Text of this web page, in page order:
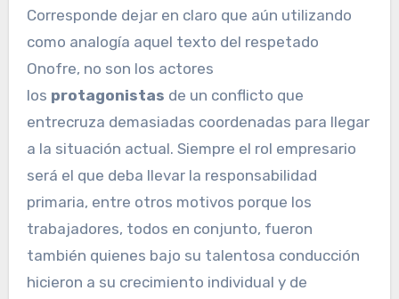
Corresponde dejar en claro que aún utilizando
como analogía aquel texto del respetado
Onofre, no son los actores
los protagonistas de un conflicto que
entrecruza demasiadas coordenadas para llegar
a la situación actual. Siempre el rol empresario
será el que deba llevar la responsabilidad
primaria, entre otros motivos porque los
trabajadores, todos en conjunto, fueron
también quienes bajo su talentosa conducción
hicieron a su crecimiento individual y de